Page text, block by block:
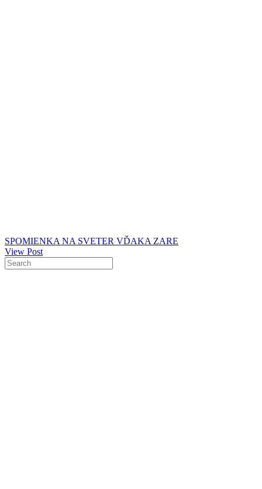
SPOMIENKA NA SVETER VĎAKA ZARE
View Post